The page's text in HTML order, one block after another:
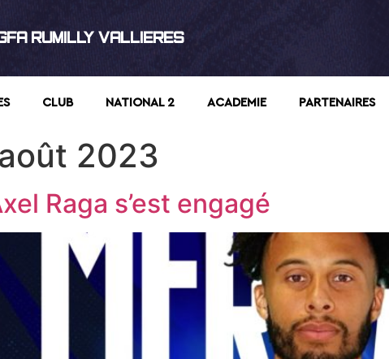
RUMILLY VALLIERES
CLUB NATIONAL 2 ACADEMIE PARTENAIRES
2023
Raga s’est engagé